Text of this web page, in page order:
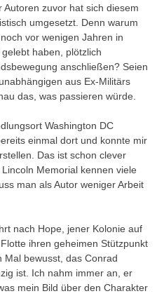
zuvor hat sich diesem
umgesetzt. Denn warum
vor wenigen Jahren in
haben, plötzlich
anschließen? Seien
aus Ex-Militärs
das, was passieren würde.
Washington DC
einmal dort und konnte mir
Das ist schon clever
Memorial kennen viele
man als Autor weniger Arbeit
nach Hope, jener Kolonie auf
ihren geheimen Stützpunkt
Mal bewusst, das Conrad
ist. Ich nahm immer an, er
mein Bild über den Charakter